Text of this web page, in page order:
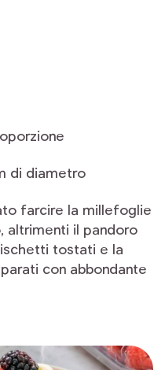
di diametro
farcire la millefoglie
altrimenti il pandoro
tostati e la
con abbondante